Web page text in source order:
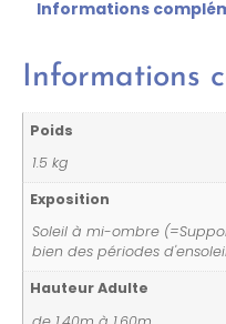
Informations
Informations
Poids
1.5 kg
Exposition
Soleil à mi-ombre
bien des périodes
Hauteur Adulte